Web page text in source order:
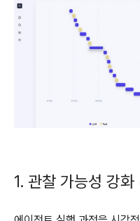
1. 관찰 가능성 강